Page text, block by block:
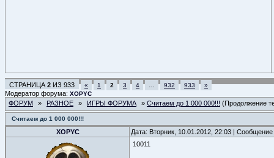
СТРАНИЦА 2 ИЗ 933 « 1 2 3 4 932 933 »
Модератор форума: XOPYC
ФОРУМ » РАЗНОЕ » ИГРЫ ФОРУМА » Считаем до 1 000 000!!! (Продолжение
Считаем до 1 000 000!!!
XOPYC Дата: Вторник, 10.01.2012, 22:03 |
10011